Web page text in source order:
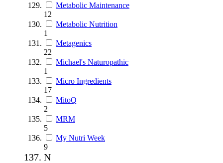
Metabolic Maintenance
12
Metabolic Nutrition
1
Metagenics
22
Michael's Naturopathic
1
Micro Ingredients
17
MitoQ
2
MRM
5
My Nutri Week
9
N